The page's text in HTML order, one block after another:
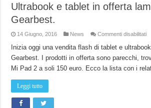
Ultrabook e tablet in offerta
Gearbest.
14 Giugno, 2016 News Commenti disabilitatisu
e
in
Inizia oggi una vendita flash di tablet e
Gearbest. I prodotti in offerta sono parecchi,
Mi Pad 2 a soli 150 euro. Ecco la lista con i
Leggi tutto